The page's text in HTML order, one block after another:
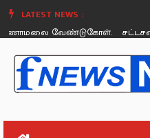
LATEST NEWS :
வேண்டுகோள்.
சட்டசபை
Sunday, August 26